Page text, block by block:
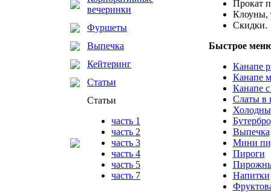
вечеринки
Фуршеты
Выпечка
Кейтеринг
Статьи
Статьи
часть 1
часть 2
часть 3
часть 4
часть 5
часть 7
Прокат
Клоуны,
Скидки.
Быстрое
Канапе
Канапе
Канапе
Слаты в
Выпечка
Мини
Пироги
Напитки